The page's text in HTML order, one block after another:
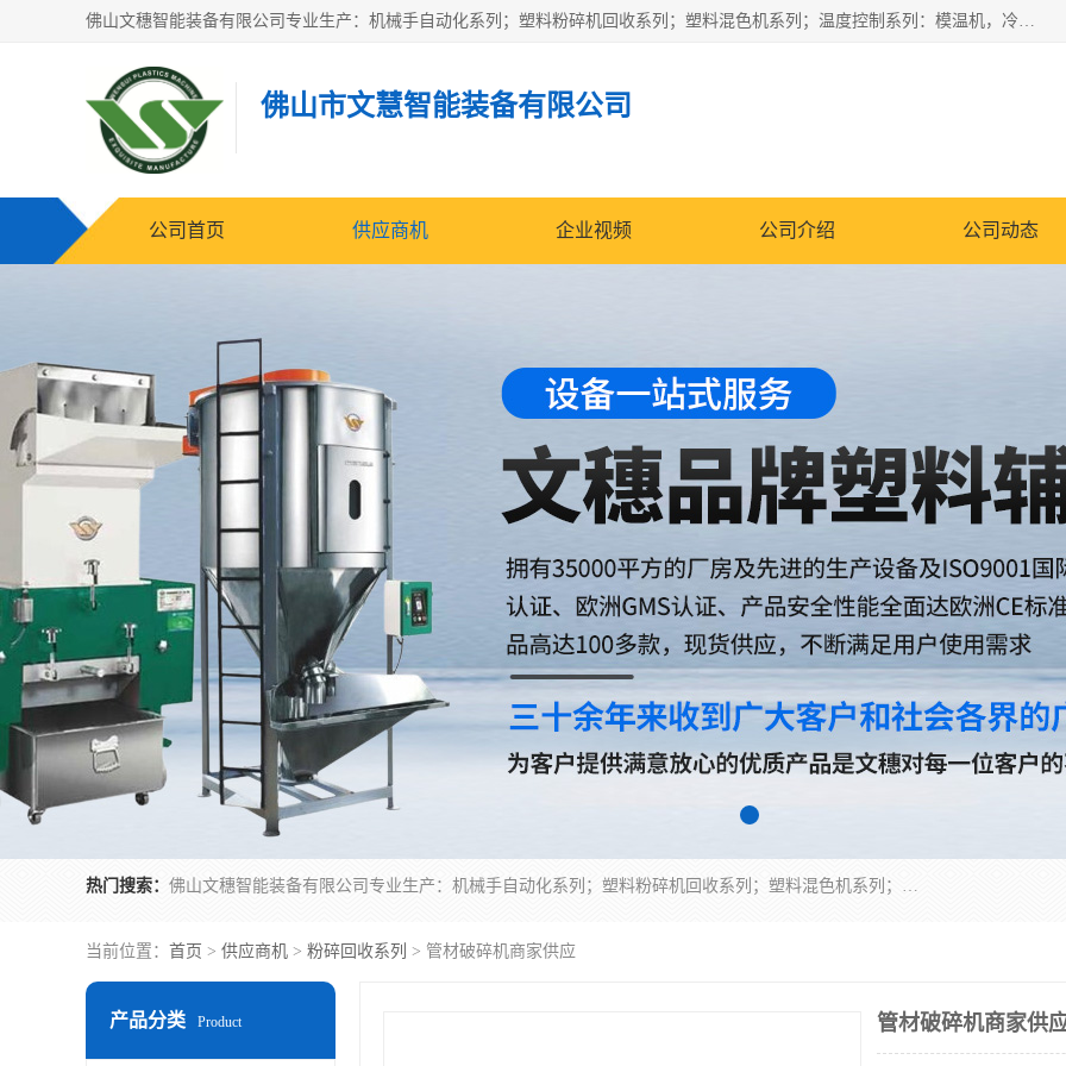
佛山文穗智能装备有限公司专业生产：机械手自动化系列；塑料粉碎机回收系列；塑料混色机系列；温度控制系列：模温机，冷水机；供料输送系列：中央供料系统，欧化/独立式吸料机，分体式吸料机；整机保修一年，易损件除外。
佛山市文慧智能装备有限公司
公司首页 供应商机 企业视频 公司介绍 公司动态
热门搜索： 佛山文穗智能装备有限公司专业生产：机械手自动化系列；塑料粉碎机回收系列；塑料混色机系列；温度控制系列：模温机，冷水机；供料输送系列：中央供料系统，欧化/独立式吸料机，分体式吸料机；整机保修一年，易损件除外。
当前位置： 首页 > 供应商机 > 粉碎回收系列 > 管材破碎机商家供应
产品分类 Product 管材破碎机商家供